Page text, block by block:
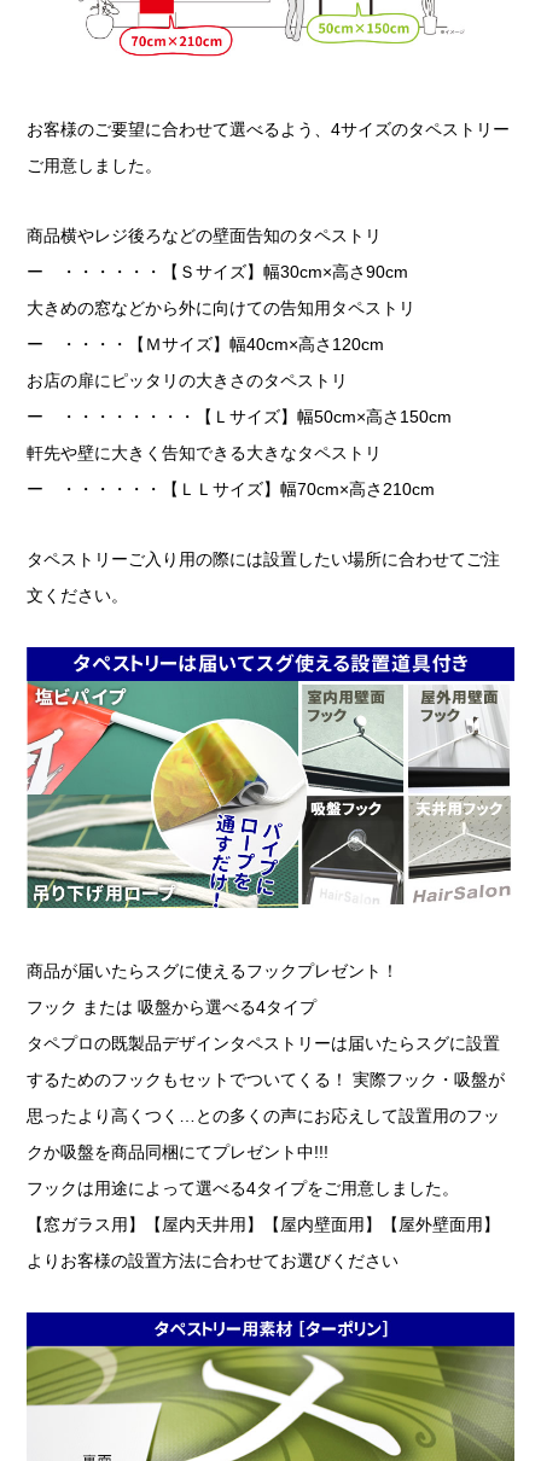
お客様のご要望に合わせて選べるよう、4サイズのタペストリー
ご用意しました。
商品横やレジ後ろなどの壁面告知のタペストリ
ー ・・・・・・【Ｓサイズ】幅30cm×高さ90cm
大きめの窓などから外に向けての告知用タペストリ
ー ・・・・【Ｍサイズ】幅40cm×高さ120cm
お店の扉にピッタリの大きさのタペストリ
ー ・・・・・・・・【Ｌサイズ】幅50cm×高さ150cm
軒先や壁に大きく告知できる大きなタペストリ
ー ・・・・・・【ＬＬサイズ】幅70cm×高さ210cm
タペストリーご入り用の際には設置したい場所に合わせてご注
文ください。
商品が届いたらスグに使えるフックプレゼント！
フック または 吸盤から選べる4タイプ
タペプロの既製品デザインタペストリーは届いたらスグに設置
するためのフックもセットでついてくる！ 実際フック・吸盤が
思ったより高くつく…との多くの声にお応えして設置用のフッ
クか吸盤を商品同梱にてプレゼント中!!!
フックは用途によって選べる4タイプをご用意しました。
【窓ガラス用】【屋内天井用】【屋内壁面用】【屋外壁面用】
よりお客様の設置方法に合わせてお選びください